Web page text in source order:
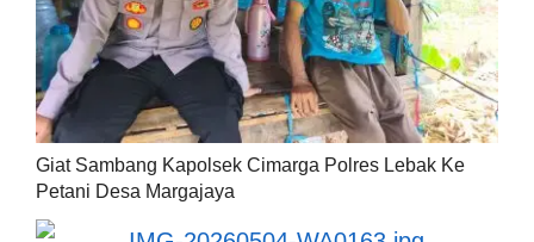
Giat Sambang Kapolsek Cimarga Polres Lebak Ke
Petani Desa Margajaya